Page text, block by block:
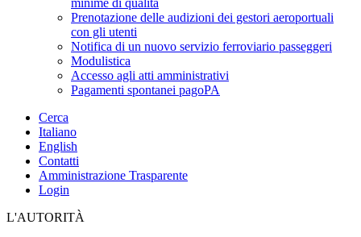
minime di qualità
Prenotazione delle audizioni dei gestori aeroportuali
con gli utenti
Notifica di un nuovo servizio ferroviario passeggeri
Modulistica
Accesso agli atti amministrativi
Pagamenti spontanei pagoPA
Cerca
Italiano
English
Contatti
Amministrazione Trasparente
Login
L'AUTORITÀ